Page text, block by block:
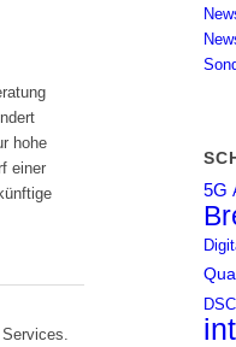
hohe
einer
5G